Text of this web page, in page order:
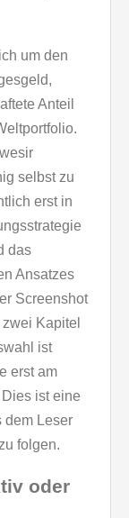
um den
Anteil
selbst zu
erst in
das
Ansatzes
Screenshot
Kapitel
ist
erst am
ist eine
dem Leser
folgen.
oder